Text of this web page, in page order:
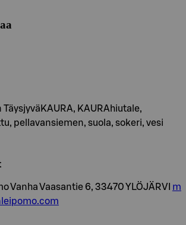
KAURAhiutale,
pellavansiemen, suola, sokeri, vesi
Vanha Vaasantie 6, 33470 YLÖJÄRVI m